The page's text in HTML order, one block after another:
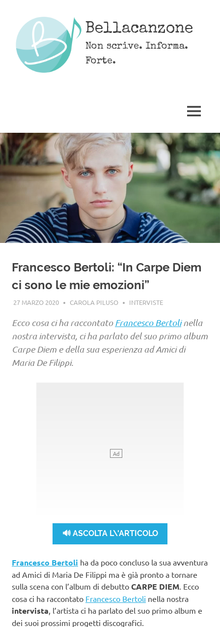
content
Bellacanzone
Non scrive. Informa.
Forte.
MENU
Francesco Bertoli: “In Carpe Diem
ci sono le mie emozioni”
27 MARZO 2020 CAROLA PILUSO INTERVISTE
Ecco cosa ci ha raccontatoFrancesco Bertolinella
nostra intervista, ci ha parlato del suo primo album
Carpe Diem e della sua esperienza ad Amici di
Maria De Filippi.
🔊 ASCOLTA L\'ARTICOLO
Francesco Bertoli ha da poco concluso la sua avventura
ad Amici di Maria De Filippi ma è già pronto a tornare
sulla scena con l’album di debutto CARPE DIEM . Ecco
cosa ci ha raccontato Francesco Bertoli nella nostra
intervista , l’artista ci ha parlato del suo primo album e
dei suoi prossimi progetti discografici.